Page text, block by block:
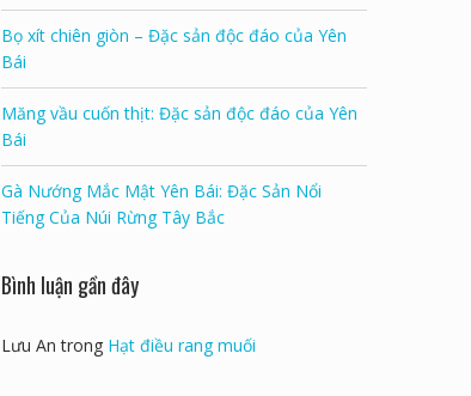
Bọ xít chiên giòn – Đặc sản độc đáo của Yên
Bái
Măng vầu cuốn thịt: Đặc sản độc đáo của Yên
Bái
Gà Nướng Mắc Mật Yên Bái: Đặc Sản Nổi
Tiếng Của Núi Rừng Tây Bắc
Bình luận gần đây
Lưu An trong Hạt điều rang muối